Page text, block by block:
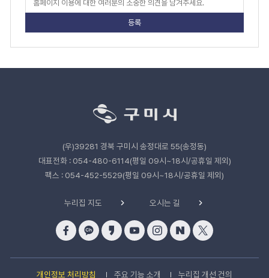
도
가
(우)39281 경북 구미시 송정대로 55(송정동)
대표전화 : 054-480-6114(평일 09시~18시/공휴일 제외)
팩스 : 054-452-5529(평일 09시~18시/공휴일 제외)
누리집 지도 오시는 길
개인정보 처리방침 주요 기능 소개 누리집 개선 건의